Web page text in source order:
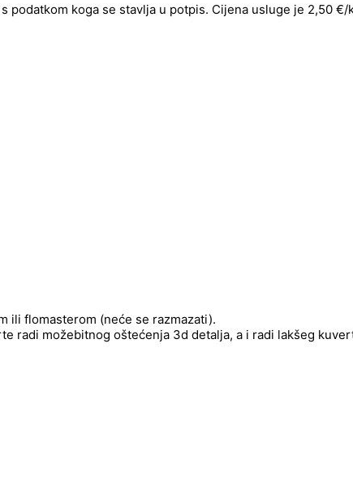
koga se stavlja u potpis. Cijena usluge je 2,50 €/
ili flomasterom (neće se razmazati).
radi možebitnog oštećenja 3d detalja, a i radi lakšeg